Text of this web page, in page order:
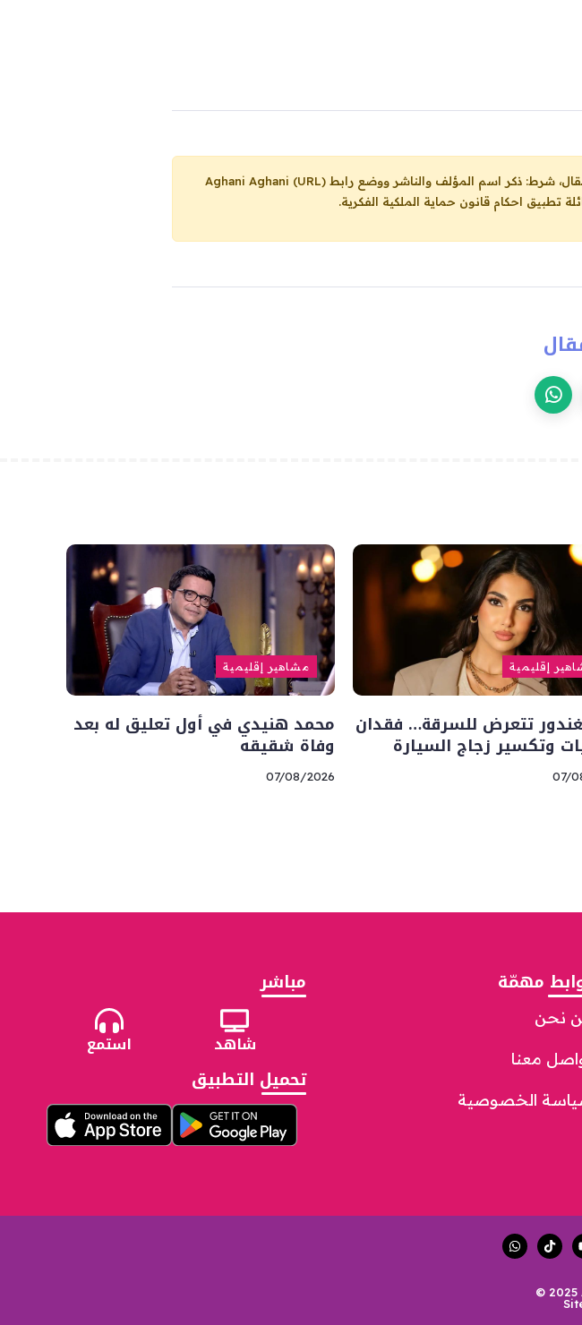
Aghani Aghani (URL)
تطبيق احكام قانون حماية الملكية الفكرية.
إقليمية
تتعرض للسرقة… فقدان
وتكسير زجاج السيارة
07/
مشاهير إقليمية
محمد هنيدي في أول تعليق له بعد
وفاة شقيقه
07/08/2026
مهمّة
نحن
معنا
الخصوصية
مباشر
شاهد استمع
تحميل التطبيق
© 2025